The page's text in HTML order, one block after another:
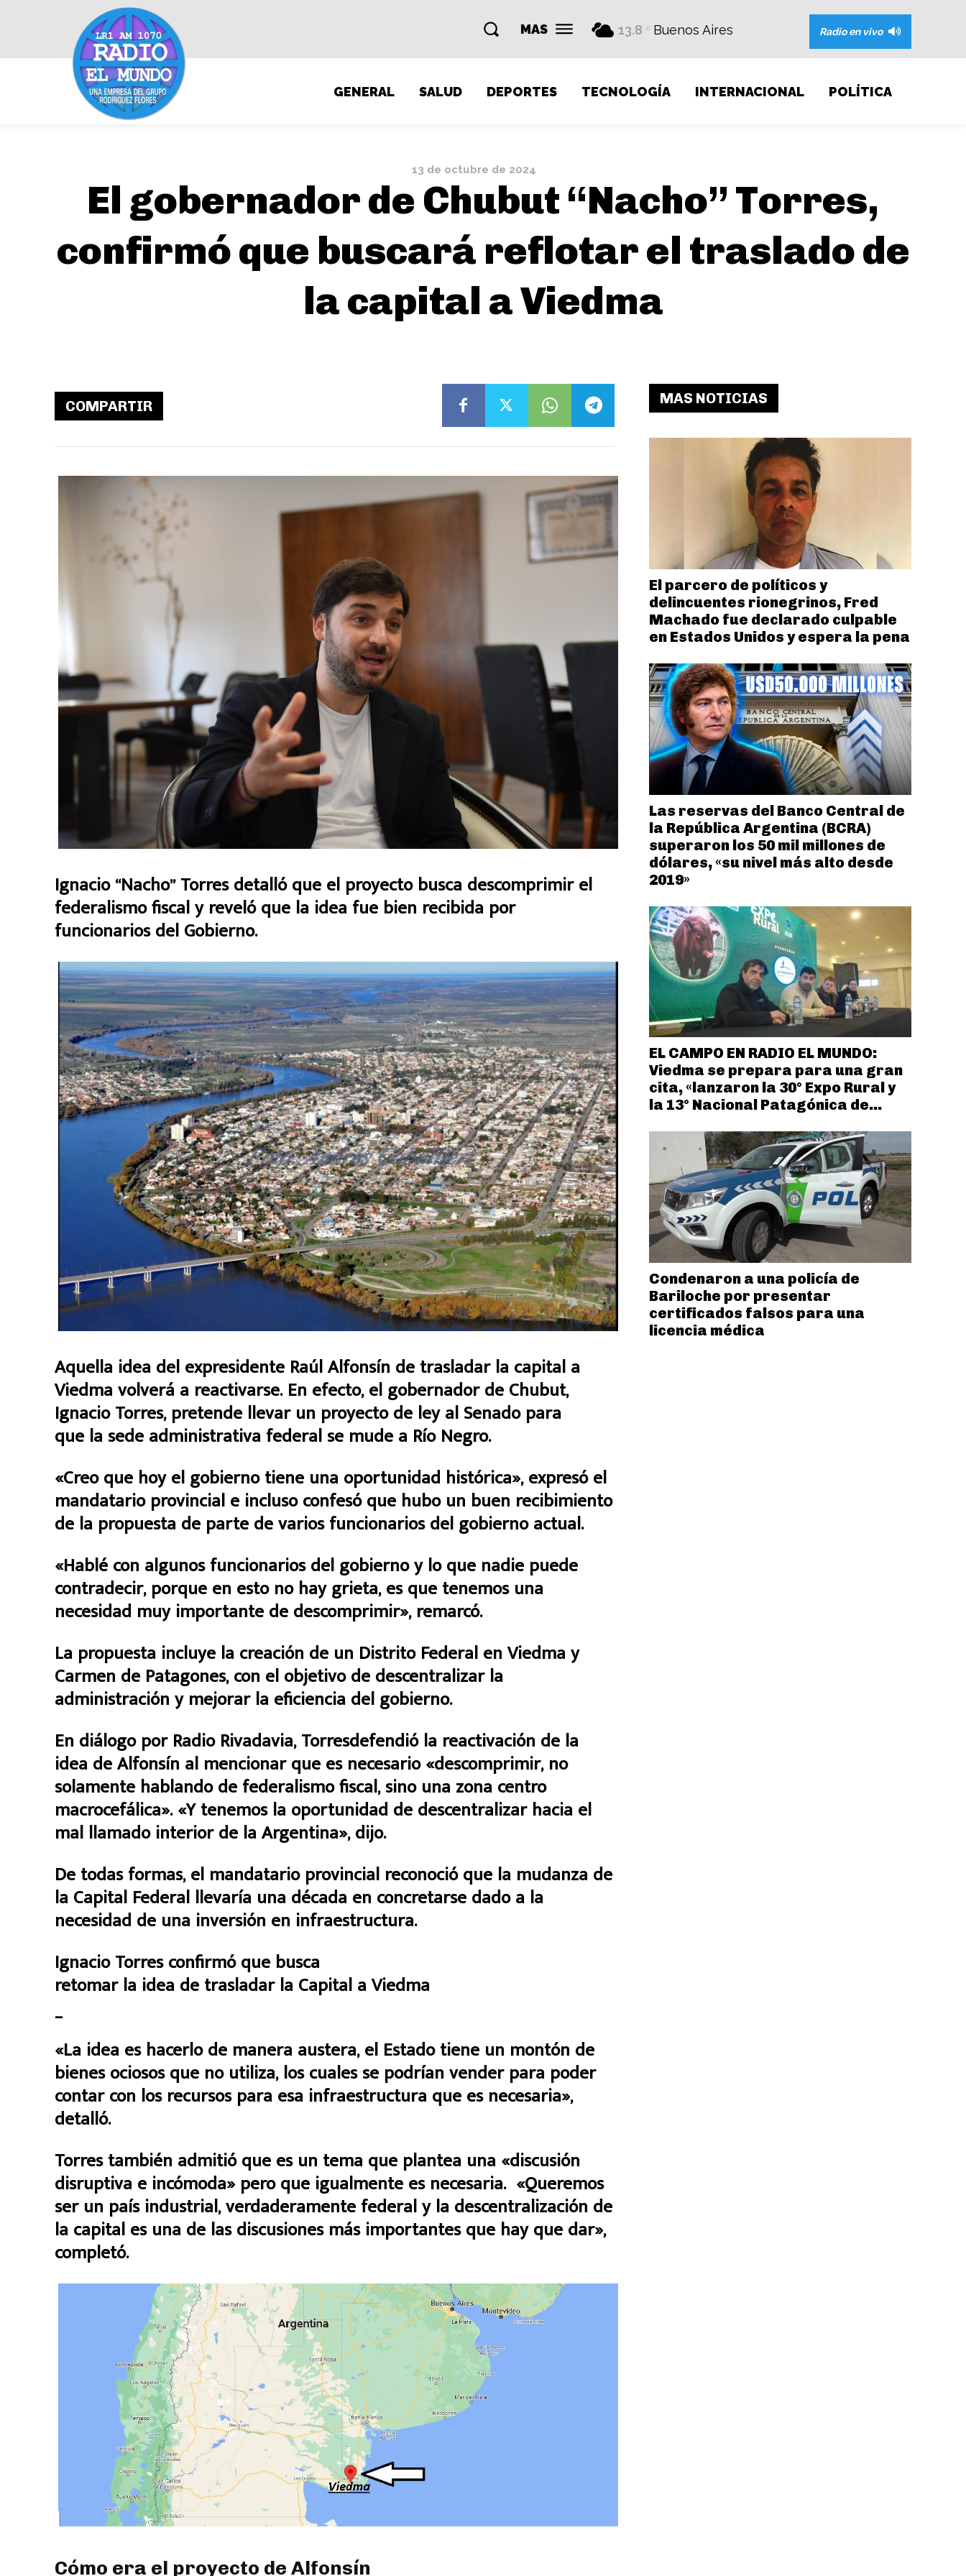
MAS 13.8 C Buenos Aires Radio en vivo
GENERAL SALUD DEPORTES TECNOLOGÍA INTERNACIONAL POLÍTICA
13 de octubre de 2024
El gobernador de Chubut “Nacho” Torres,
confirmó que buscará reflotar el traslado de
la capital a Viedma
COMPARTIR
Ignacio “Nacho” Torres detalló que el proyecto busca descomprimir el
federalismo fiscal y reveló que la idea fue bien recibida por
funcionarios del Gobierno.
Aquella idea del expresidente Raúl Alfonsín de trasladar la capital a
Viedma volverá a reactivarse. En efecto, el gobernador de Chubut,
Ignacio Torres, pretende llevar un proyecto de ley al Senado para
que la sede administrativa federal se mude a Río Negro.
«Creo que hoy el gobierno tiene una oportunidad histórica», expresó el
mandatario provincial e incluso confesó que hubo un buen recibimiento
de la propuesta de parte de varios funcionarios del gobierno actual.
«Hablé con algunos funcionarios del gobierno y lo que nadie puede
contradecir, porque en esto no hay grieta, es que tenemos una
necesidad muy importante de descomprimir», remarcó.
La propuesta incluye la creación de un Distrito Federal en Viedma y
Carmen de Patagones, con el objetivo de descentralizar la
administración y mejorar la eficiencia del gobierno.
En diálogo por Radio Rivadavia, Torresdefendió la reactivación de la
idea de Alfonsín al mencionar que es necesario «descomprimir, no
solamente hablando de federalismo fiscal, sino una zona centro
macrocefálica». «Y tenemos la oportunidad de descentralizar hacia el
mal llamado interior de la Argentina», dijo.
De todas formas, el mandatario provincial reconoció que la mudanza de
la Capital Federal llevaría una década en concretarse dado a la
necesidad de una inversión en infraestructura.
Ignacio Torres confirmó que busca
retomar la idea de trasladar la Capital a Viedma
_
«La idea es hacerlo de manera austera, el Estado tiene un montón de
bienes ociosos que no utiliza, los cuales se podrían vender para poder
contar con los recursos para esa infraestructura que es necesaria»,
detalló.
Torres también admitió que es un tema que plantea una «discusión
disruptiva e incómoda» pero que igualmente es necesaria. «Queremos
ser un país industrial, verdaderamente federal y la descentralización de
la capital es una de las discusiones más importantes que hay que dar»,
completó.
Cómo era el proyecto de Alfonsín
MAS NOTICIAS
El parcero de políticos y
delincuentes rionegrinos, Fred
Machado fue declarado culpable
en Estados Unidos y espera la pena
Las reservas del Banco Central de
la República Argentina (BCRA)
superaron los 50 mil millones de
dólares, «su nivel más alto desde
2019»
EL CAMPO EN RADIO EL MUNDO:
Viedma se prepara para una gran
cita, «lanzaron la 30° Expo Rural y
la 13° Nacional Patagónica de...
Condenaron a una policía de
Bariloche por presentar
certificados falsos para una
licencia médica